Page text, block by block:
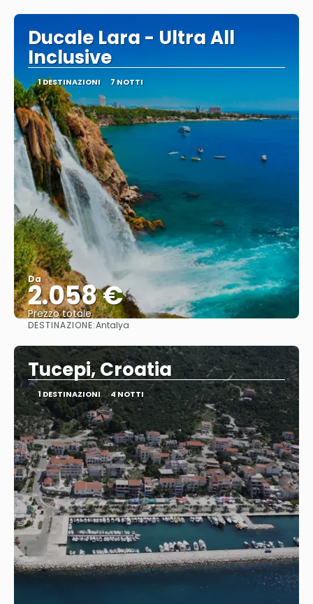
Ducale Lara - Ultra All
Inclusive
1 DESTINAZIONI 7 NOTTI
Da
2.058 €
Prezzo totale
DESTINAZIONE:Antalya
Tucepi, Croatia
1 DESTINAZIONI 4 NOTTI